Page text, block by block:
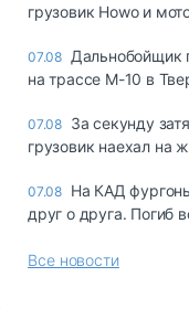
грузовик Howo и
07.08 Дальнобойщик
на трассе М-10 в
07.08 За секунду
грузовик наехал на
07.08 На КАД
друг о друга. Погиб
Все новости